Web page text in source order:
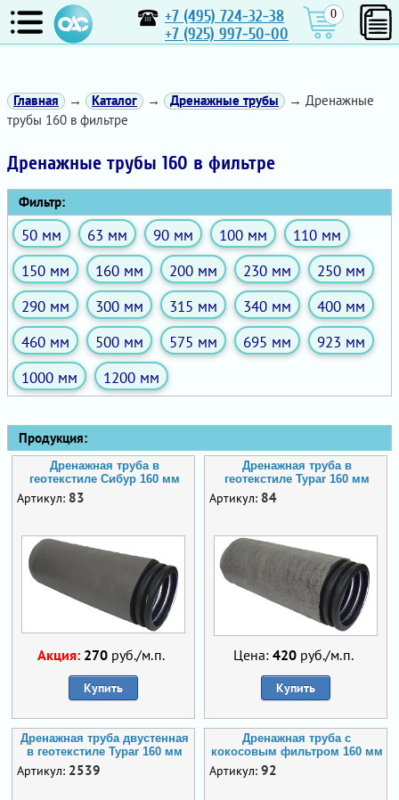
+7 (495) 724-32-38
+7 (925) 997-50-00
0
Главная → Каталог → Дренажные трубы
→ Дренажные
трубы 160 в фильтре
Дренажные трубы 160 в фильтре
Фильтр:
50 мм 63 мм 90 мм 100 мм
110 мм
150 мм
160 мм 200 мм 230 мм
250 мм
290 мм
300 мм 315 мм 340 мм
400 мм
460 мм
500 мм 575 мм 695 мм
923 мм
1000 мм
1200 мм
Продукция:
Дренажная труба в
геотекстиле Сибур 160 мм
Артикул: 83
Акция: 270 руб./м.п.
Купить
Дренажная труба в
геотекстиле Typar 160 мм
Артикул: 84
Цена: 420 руб./м.п.
Купить
Дренажная труба двустенная
в геотекстиле Typar 160 мм
Артикул: 2539
Дренажная труба с
кокосовым фильтром 160 мм
Артикул: 92